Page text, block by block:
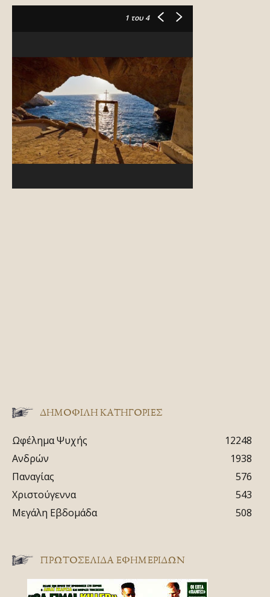
1 του 4
ΔΗΜΟΦΙΛΗ ΚΑΤΗΓΟΡΙΕΣ
Ωφέλημα Ψυχής
12248
Ανδρών
1938
Παναγίας
576
Χριστούγεννα
543
Μεγάλη Εβδομάδα
508
ΠΡΩΤΟΣΈΛΙΔΑ ΕΦΗΜΕΡΊΔΩΝ